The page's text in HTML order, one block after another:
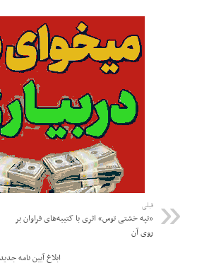
قبلی
«تپه خشتی توس» اثری با کتیبه‌های فراوان بر
روی آن
ابلاغ آیین نامه